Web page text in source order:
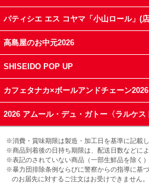
パティシエ エス コヤマ「小山ロール」(
高島屋のお中元2026
SHISEIDO POP UP
カフェタナカ×ボールアンドチェーン2026
2026 アムール・デュ・ガトー〈ラルケス
※消費・賞味期限は製造・加工日を基準に記載し
※商品到着後の日持ち期限は、配送日数などによ
※表記のされていない商品（一部生鮮品を除く
※暴力団排除条例ならびに警察からの指導に基
のお届先に対するご注文はお受けできません。